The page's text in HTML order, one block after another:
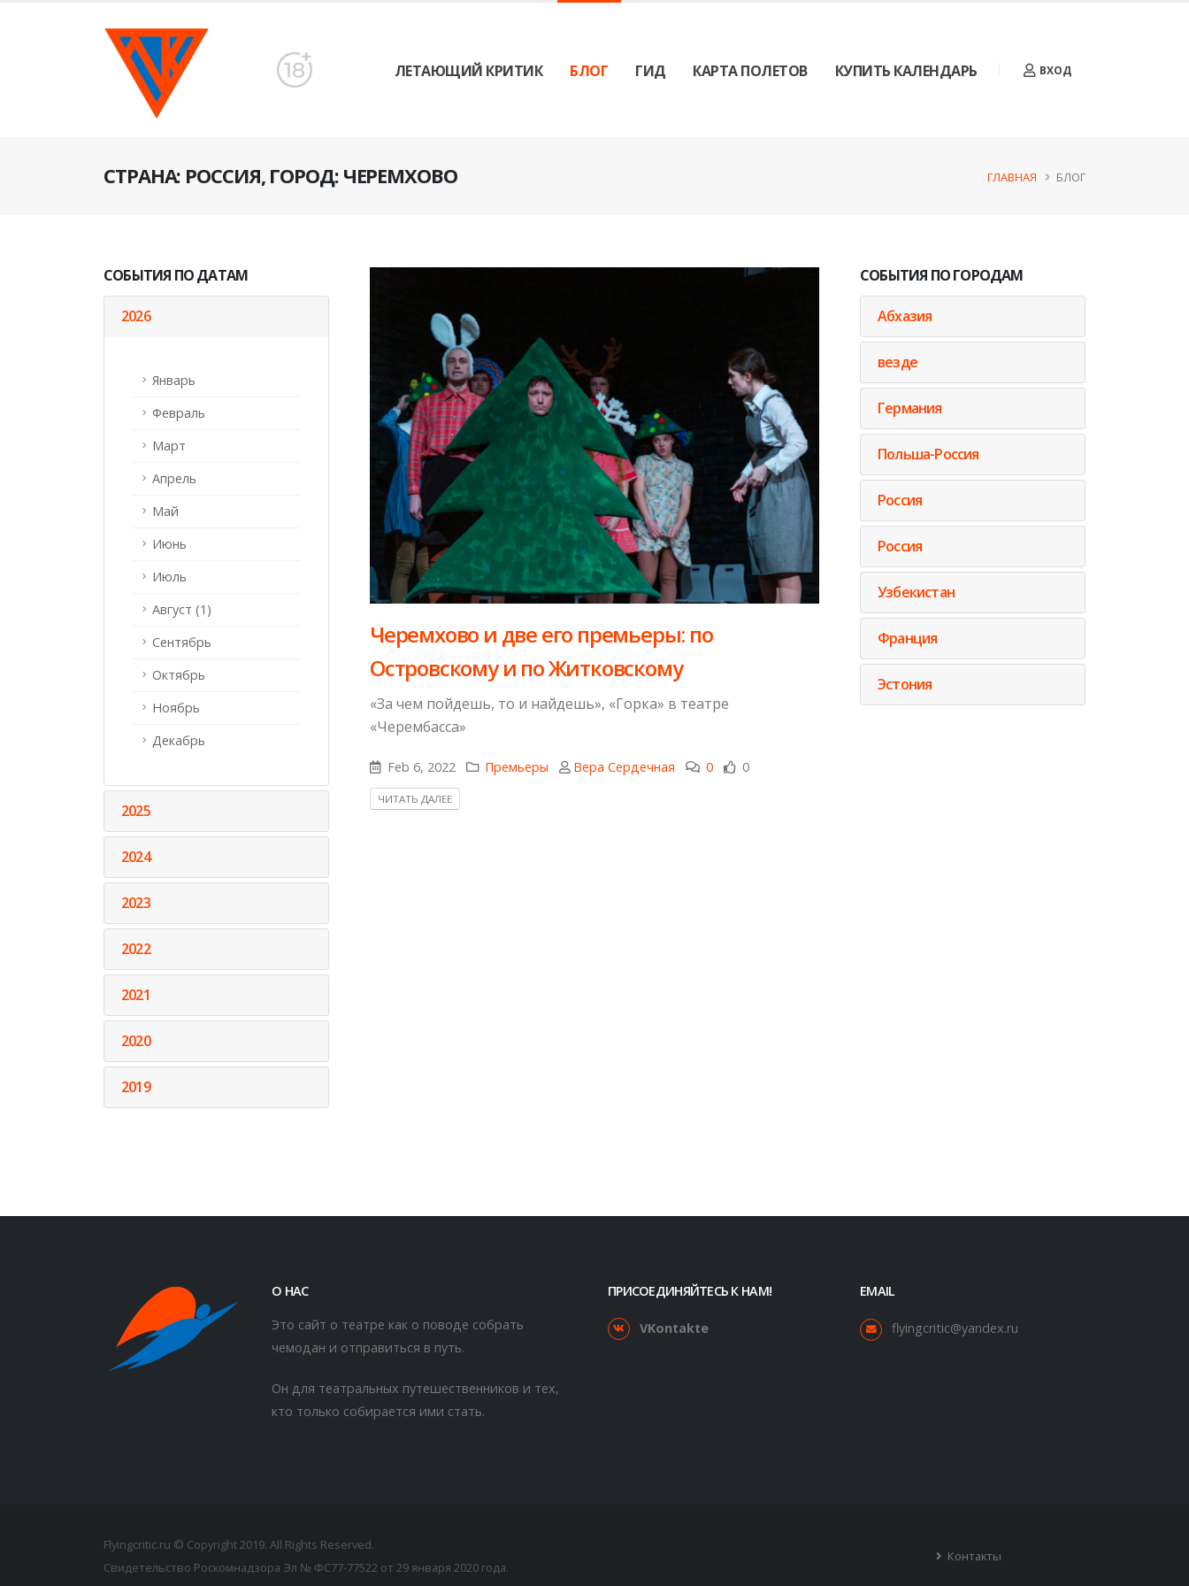
ЛЕТАЮЩИЙ КРИТИК БЛОГ ГИД КАРТА ПОЛЕТОВ КУПИТЬ КАЛЕНДАРЬ ВХОД
CТРАНА: РОССИЯ, ГОРОД: ЧЕРЕМХОВО ГЛАВНАЯ БЛОГ
СОБЫТИЯ ПО ДАТАМ
2026
Январь
Февраль
Март
Апрель
Май
Июнь
Июль
Август (1)
Сентябрь
Октябрь
Ноябрь
Декабрь
2025
2024
2023
2022
2021
2020
2019
​Черемхово и две его премьеры: по
Островскому и по Житковскому
«За чем пойдешь, то и найдешь», «Горка» в театре
«Черембасса»
Feb 6, 2022 Премьеры Вера Сердечная 0 0
ЧИТАТЬ ДАЛЕЕ
СОБЫТИЯ ПО ГОРОДАМ
Абхазия
везде
Германия
Польша-Россия
Россия
Россия
Узбекистан
Франция
Эстония
О НАС
Это сайт о театре как о поводе собрать
чемодан и отправиться в путь.
Он для театральных путешественников и тех,
кто только собирается ими стать.
ПРИСОЕДИНЯЙТЕСЬ К НАМ!
VKontakte
EMAIL
flyingcritic@yandex.ru
Flyingcritic.ru © Copyright 2019. All Rights Reserved.
Свидетельство Роскомнадзора Эл № ФС77-77522 от 29 января 2020 года.
Контакты